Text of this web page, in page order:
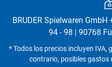
BRUDER Spielwaren GmbH
94 - 98 | 90768
* Todos los precios incluyen IVA,
contrario, posibles gastos